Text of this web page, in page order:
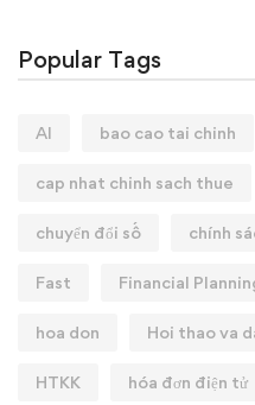
Popular Tags
AI bao cao tai chinh
cap nhat chinh sach thue
chuyển đổi số chính
Fast Financial
hoa don Hoi thao va
HTKK hóa đơn điện tử